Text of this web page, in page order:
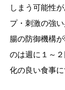
しまう可能性
プ・刺激の強
腸の防御機構
のは週に１～
化の良い食事